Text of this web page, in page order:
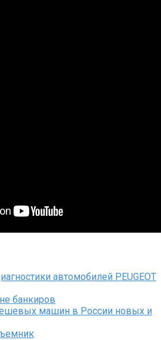
автомобилей PEUGEOT
банкиров
машин в России новых и